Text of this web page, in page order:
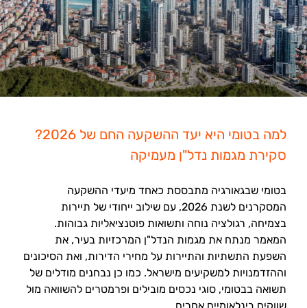
למה בטומי היא יעד ההשקעה החם של 2026?
סקירת מגמות נדל"ן מעמיקה
בטומי שבגאורגיה מתבססת כאחד מיעדי ההשקעה
המסקרנים לשנת 2026, עם שילוב ייחודי של תיירות
בצמיחה, רגולציה נוחה ותשואות פוטנציאליות גבוהות.
המאמר מנתח את מגמות הנדל"ן המרכזיות בעיר, את
השפעת התשתיות והתיירות על מחירי הדירות, ואת הסיכונים
וההזדמנויות למשקיעים מישראל. כמו כן נבחנים מודלים של
תשואה בבטומי, סוגי נכסים מובילים ופרמטרים להשוואה מול